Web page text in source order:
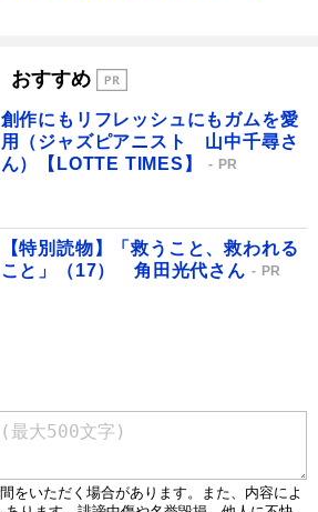
おすすめ
創作にもリフレッシュにもガムを愛
用（ジャズピアニスト 山中千尋さ
ん）【LOTTE TIMES】
PR
【特別読物】「救うこと、救われる
こと」（17） 角田光代さん
PR